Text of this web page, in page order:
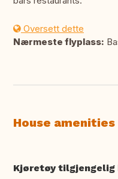
Oversett dette
Nærmeste flyplass:
House amenities
Kjøretøy tilgjengelig